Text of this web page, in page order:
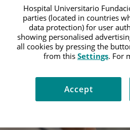
Hospital Universitario
parties (located in countries
data protection) for user
showing personalised
all cookies by pressing the
from this Settings. For
Accept